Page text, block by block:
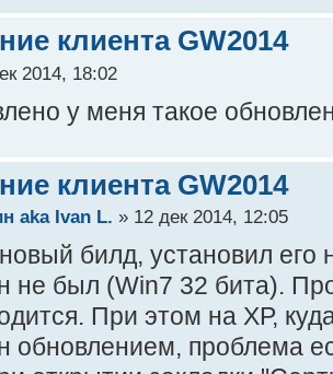
клиента GW2014
2014, 18:02
у меня такое
клиента GW2014
aka Ivan L. » 12 дек 2014, 12:05
билд, установил его
не был (Win7 32 бита).
При этом на ХР,
обновлением, проблема